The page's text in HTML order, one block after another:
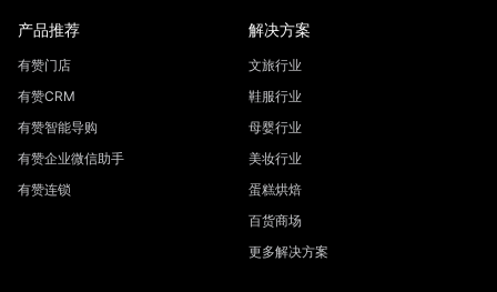
产品推荐
有赞门店
有赞CRM
有赞智能导购
有赞企业微信助手
有赞连锁
解决方案
文旅行业
鞋服行业
母婴行业
美妆行业
蛋糕烘焙
百货商场
更多解决方案